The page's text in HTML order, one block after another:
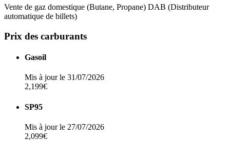
Vente de gaz domestique (Butane, Propane) DAB (Distributeur
automatique de billets)
Prix des carburants
Gasoil
Mis à jour le 31/07/2026
2,199€
SP95
Mis à jour le 27/07/2026
2,099€